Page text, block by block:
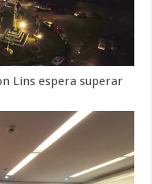
Lins espera superar